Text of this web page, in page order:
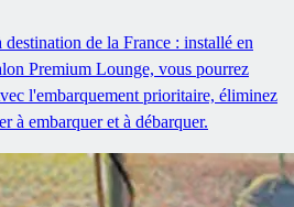
de la France : installé en
Premium Lounge, vous pourrez
l'embarquement prioritaire, éliminez
à embarquer et à débarquer.